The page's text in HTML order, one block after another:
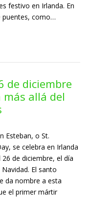
festivo en Irlanda. En
puentes, como…
de diciembre
allá del
Esteban, o St.
se celebra en Irlanda
de diciembre, el día
El santo
da nombre a esta
el primer mártir